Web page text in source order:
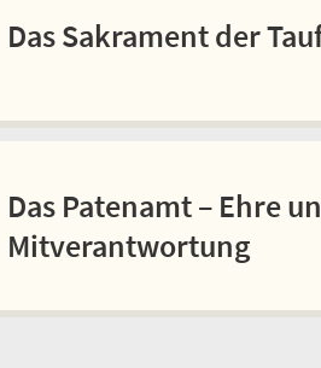
Das Sakrament der
Das Patenamt – Ehre
Mitverantwortung